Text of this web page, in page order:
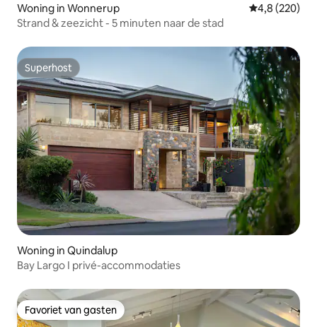
Woning in Wonnerup Gemiddelde
4,8 (220)
Strand & zeezicht - 5 minuten naar de stad
Superhost
Superhost
Woning in Quindalup
Bay Largo I privé-accommodaties
Favoriet van gasten
Favoriet van gasten